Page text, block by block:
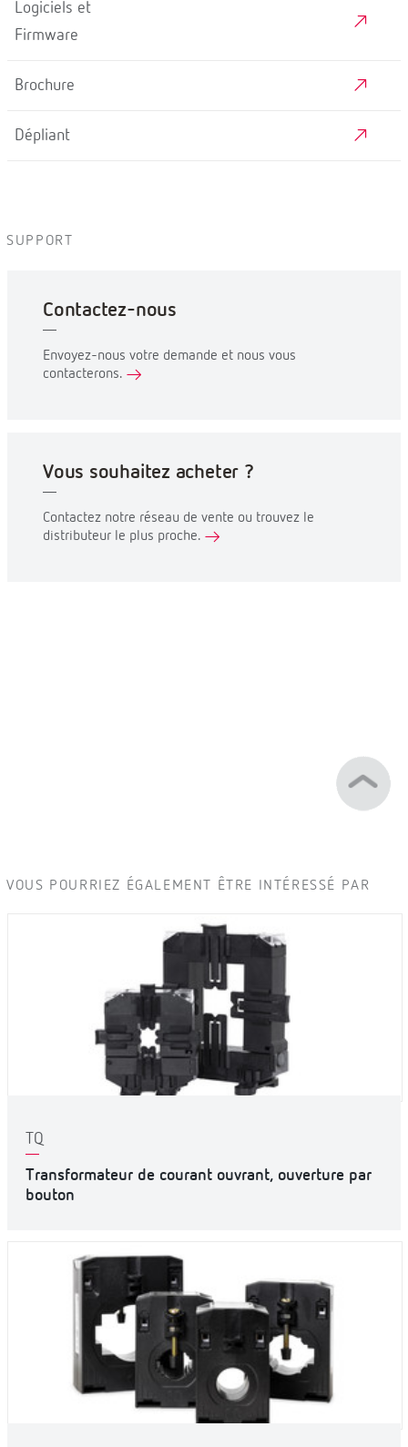
Logiciels et
Firmware
Brochure
Dépliant
SUPPORT
Contactez-nous
Envoyez-nous votre demande et nous vous
contacterons.
Vous souhaitez acheter ?
Contactez notre réseau de vente ou trouvez le
distributeur le plus proche.
VOUS POURRIEZ ÉGALEMENT ÊTRE INTÉRESSÉ PAR
TQ
Transformateur de courant ouvrant, ouverture par
bouton